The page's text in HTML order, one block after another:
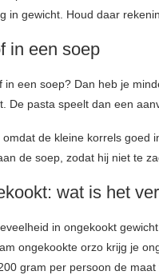
in gewicht. Houd daar
in een soep
in een soep? Dan heb je
De pasta speelt dan een
de kleine korrels
de soep, zodat hij niet te
wat is het
in ongekookt
ongekookte orzo krijg je
gram per persoon de maat